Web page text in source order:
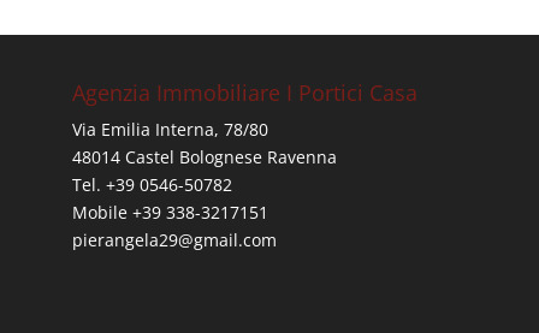
Agenzia Immobiliare I Portici Casa
Via Emilia Interna, 78/80
48014 Castel Bolognese Ravenna
Tel. +39 0546-50782
Mobile +39 338-3217151
pierangela29@gmail.com